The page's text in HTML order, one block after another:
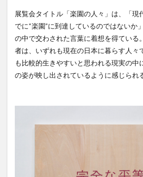
展覧会タイトル「楽園の人々」は、「現
でに“楽園”に到達しているのではないか
の中で交わされた言葉に着想を得ている
者は、いずれも現在の日本に暮らす人々
も比較的生きやすいと思われる現実の中
の姿が映し出されているように感じられ